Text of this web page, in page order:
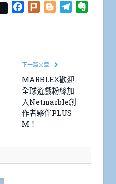
Facebook
Plurk BloggerTelegram
下一篇文章
MARBLEX歡迎
全球遊戲粉絲加
入Netmarble創
作者夥伴PLUS
M！